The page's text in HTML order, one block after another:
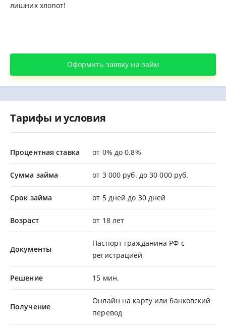
лишних хлопот!
Оформить заявку на займ
Тарифы и условия
Процентная ставка от 0% до 0.8%
Сумма займа от 3 000 руб. до 30 000 руб.
Срок займа от 5 дней до 30 дней
Возраст от 18 лет
Документы
Паспорт гражданина РФ с
регистрацией
Решение 15 мин.
Получение
Онлайн на карту или банковский
перевод